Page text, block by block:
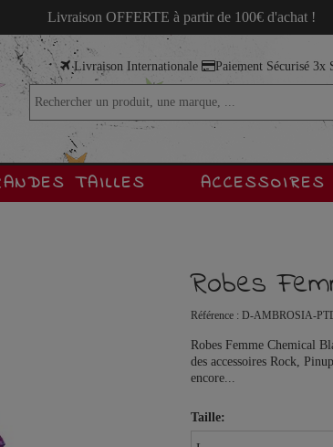
Livraison OFFERTE à partir de 100€ d'achat !
Livraison Internationale Paiement Sécurisé 3x
TAILLES ACCESSOIRES
Robes
Référence : D-AMBROSIA-
Robes Femme Chemical
des accessoires Rock,
encore...
Taille: